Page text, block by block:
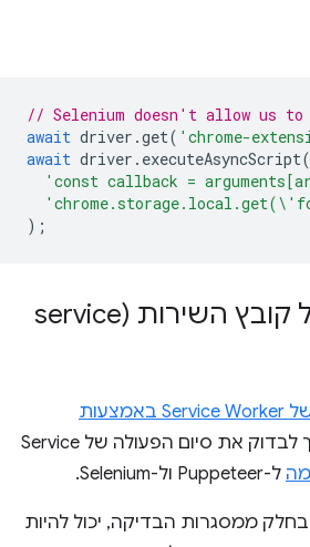
// Selenium doesn't allow us to
await driver .get( 'chrome-
await driver . executeAsyncScript(
'const callback =
);
בדיקת סיום של קובץ השירות (service
בדיקת סיום של Service Worker באמצעות
מוסבר איך לבדוק את סיום הפעולה של Service
ל-Puppeteer ול-Selenium.
ממסגרות הבדיקה, יכול להיות